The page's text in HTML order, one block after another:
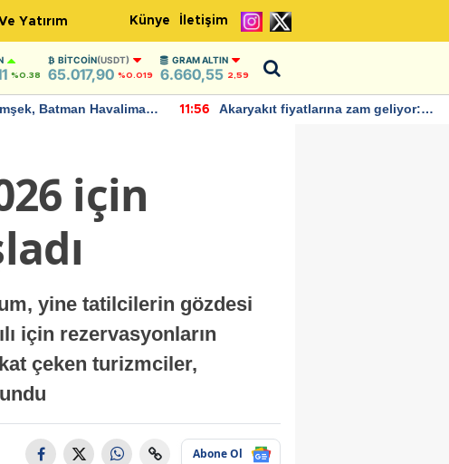
Yatırım Künye İletişim
%0.38
BITCOIN(USDT)
65.017,90 %0.019
GRAM ALTIN
6.660,55 2,59
Batman Havalimanı
11:56
Akaryakıt fiyatlarına zam geliyor:
için
yine tatilcilerin gözdesi
için rezervasyonların
çeken turizmciler,
Abone Ol